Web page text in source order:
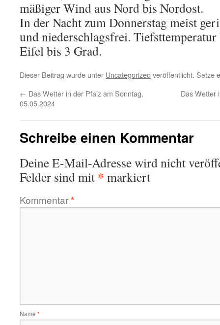
mäßiger Wind aus Nord bis Nordost.
In der Nacht zum Donnerstag meist
und niederschlagsfrei.
Eifel bis 3 Grad.
Dieser Beitrag wurde unter Uncategorized veröffentlicht. Setze
← Das Wetter in der Pfalz am Sonntag,
05.05.2024
Das Wetter
Schreibe einen Kommentar
Deine E-Mail-Adresse wird nicht
Felder sind mit * markiert
Kommentar*
Name *